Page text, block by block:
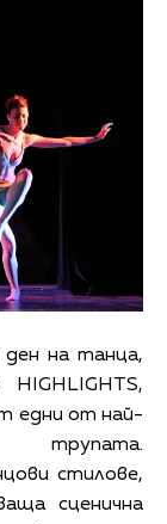
на танца,
едни от най-
трупата.
стилове,
сценична